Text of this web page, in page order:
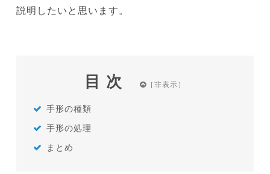
説明したいと思います。
目次
手形の種類
手形の処理
まとめ